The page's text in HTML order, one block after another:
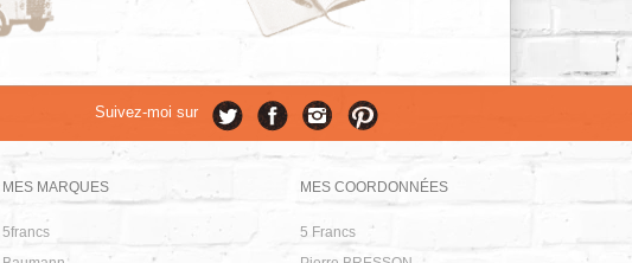
Suivez-moi sur
MES MARQUES
5francs
MES COORDONNÉES
5 Francs